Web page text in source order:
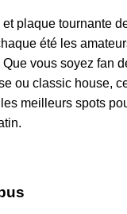
plaque tournante
été les
vous soyez fan
ou classic house,
meilleurs spots